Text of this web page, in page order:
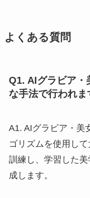
よくある質問
Q1. AIグラビア・
な手法で行われま
A1. AIグラビア・美
ゴリズムを使用し
訓練し、学習した
成します。